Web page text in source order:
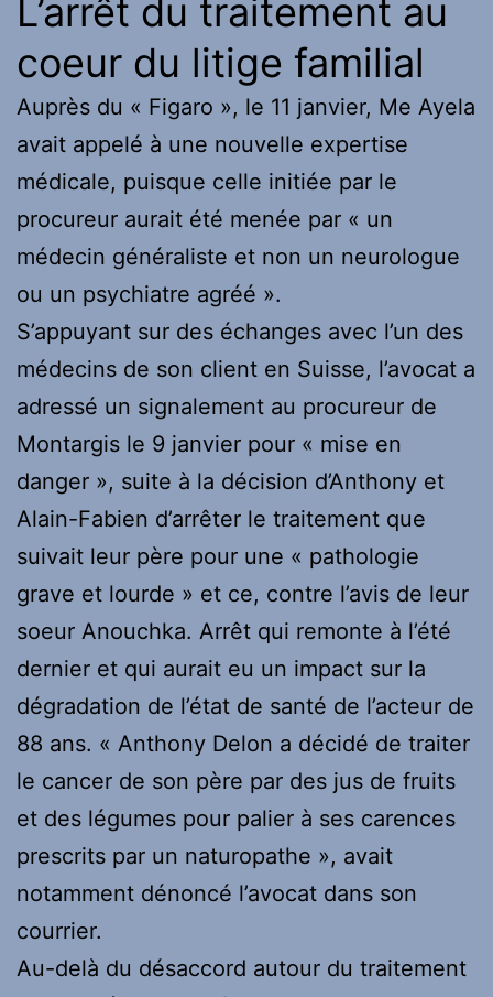
L’arrêt du traitement au
coeur du litige familial
Auprès du « Figaro », le 11 janvier, Me Ayela
avait appelé à une nouvelle expertise
médicale, puisque celle initiée par le
procureur aurait été menée par « un
médecin généraliste et non un neurologue
ou un psychiatre agréé ».
S’appuyant sur des échanges avec l’un des
médecins de son client en Suisse, l’avocat a
adressé un signalement au procureur de
Montargis le 9 janvier pour « mise en
danger », suite à la décision d’Anthony et
Alain-Fabien d’arrêter le traitement que
suivait leur père pour une « pathologie
grave et lourde » et ce, contre l’avis de leur
soeur Anouchka. Arrêt qui remonte à l’été
dernier et qui aurait eu un impact sur la
dégradation de l’état de santé de l’acteur de
88 ans. « Anthony Delon a décidé de traiter
le cancer de son père par des jus de fruits
et des légumes pour palier à ses carences
prescrits par un naturopathe », avait
notamment dénoncé l’avocat dans son
courrier.
Au-delà du désaccord autour du traitement